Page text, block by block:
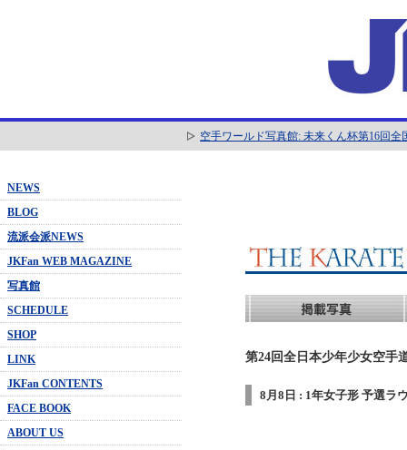
空手ワールド写真館: 未来くん杯第16回
NEWS
BLOG
流派会派NEWS
JKFan WEB MAGAZINE
写真館
SCHEDULE
SHOP
LINK
JKFan CONTENTS
FACE BOOK
ABOUT US
第24回全日本少年少女空手
8月8日 : 1年女子形 予選ラ